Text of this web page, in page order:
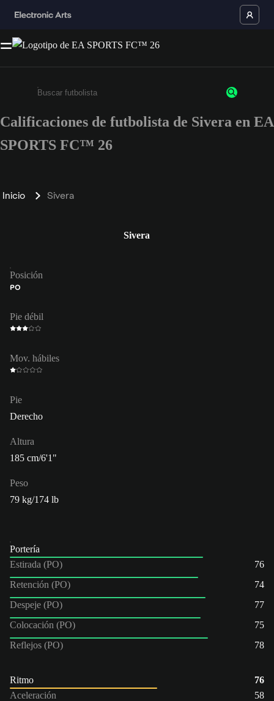
Ingresa un mínimo de 3 caracteres o números
Calificaciones de futbolista de Sivera en EA
SPORTS FC™ 26
Inicio Sivera
Sivera
Posición
PO
Pie débil
Mov. hábiles
Pie
Derecho
Altura
185 cm/6'1"
Peso
79 kg/174 lb
Portería
Estirada (PO)
76
Retención (PO)
74
Despeje (PO)
77
Colocación (PO)
75
Reflejos (PO)
78
Ritmo
76
Aceleración
58